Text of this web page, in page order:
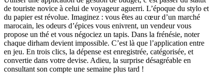
de touriste novice à celui de voyageur aguerri. L’époque du stylo et
du papier est révolue. Imaginez : vous êtes au cœur d’un marché
marocain, les odeurs d’épices vous enivrent, un vendeur vous
propose un thé et vous négociez un tapis. Dans la frénésie, noter
chaque dirham devient impossible. C’est là que l’application entre
en jeu. En trois clics, la dépense est enregistrée, catégorisée, et
convertie dans votre devise. Adieu, la surprise désagréable en
consultant son compte une semaine plus tard !